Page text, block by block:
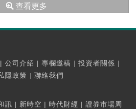
查看更多
| 公司介紹 | 專欄邀稿 | 投資者關係 |
隱政策 | 聯絡我們
訊 | 新時空 | 時代財經 | 證券市場周